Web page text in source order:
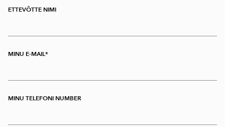
ETTEVÕTTE NIMI
MINU E-MAIL
MINU TELEFONI NUMBER